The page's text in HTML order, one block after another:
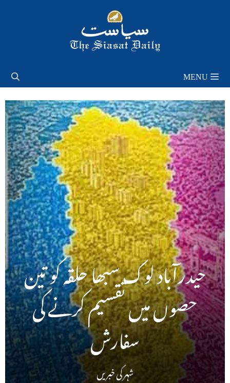
MENU
حیدرآباد لوک سبھا حلقہ کو تین
حصوں میں تقسیم کرنے کی
سفارش
شہر کی خبریں